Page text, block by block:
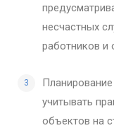
несчастных
работников
учитывать
объектов на